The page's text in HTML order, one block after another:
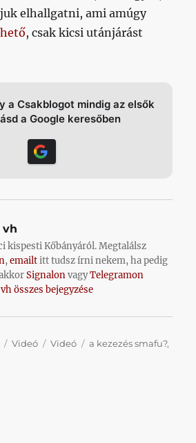
elhallgatni, ami amúgy
, csak kicsi utánjárást
a Csakblogot mindig az elsők
a Google keresőben
vh
kispesti Kőbányáról. Megtalálsz
,emailtitt tudsz írni nekem, ha pedig
SignalonvagyTelegramon
vh összes bejegyzése
Forma
Videó Kategória
Videó Címke
a kezezés smafu?,